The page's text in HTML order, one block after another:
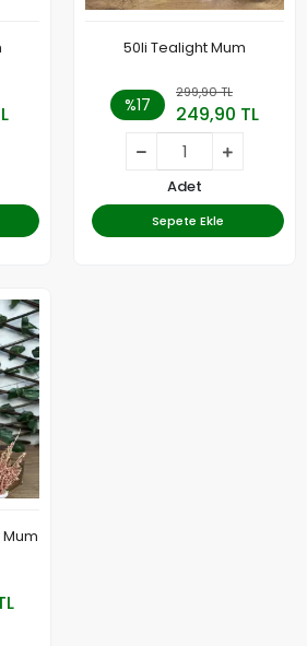
50li Tealight Mum
%17
299,90 TL
249,90 TL
Adet
Sepete Ekle